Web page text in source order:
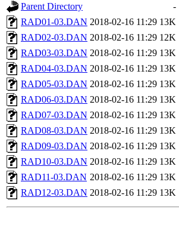
Parent Directory
-
RAD01-03.DAN 2018-02-16 11:29 13K
RAD02-03.DAN 2018-02-16 11:29 12K
RAD03-03.DAN 2018-02-16 11:29 13K
RAD04-03.DAN 2018-02-16 11:29 13K
RAD05-03.DAN 2018-02-16 11:29 13K
RAD06-03.DAN 2018-02-16 11:29 13K
RAD07-03.DAN 2018-02-16 11:29 13K
RAD08-03.DAN 2018-02-16 11:29 13K
RAD09-03.DAN 2018-02-16 11:29 13K
RAD10-03.DAN 2018-02-16 11:29 13K
RAD11-03.DAN 2018-02-16 11:29 13K
RAD12-03.DAN 2018-02-16 11:29 13K